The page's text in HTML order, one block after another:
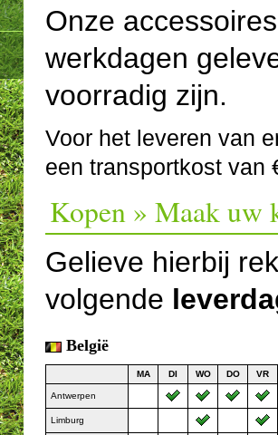
Onze
werkdagen
voorradig zijn.
Voor het leveren van
een transportkost van
Kopen » Maak uw
Gelieve hierbij
volgende
België
MA DI WO DO VR
Antwerpen
Limburg